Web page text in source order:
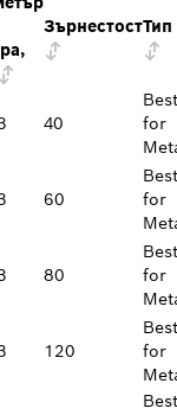
ЗърнестостТип
40
Best
for
60
Best
for
80
Best
for
120
Best
for
Best